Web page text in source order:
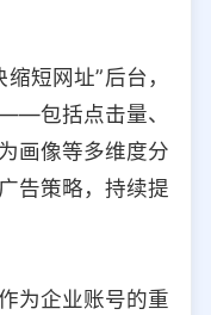
短网址”后台，
包括点击量、
画像等多维度分
告策略，持续提
为企业账号的重